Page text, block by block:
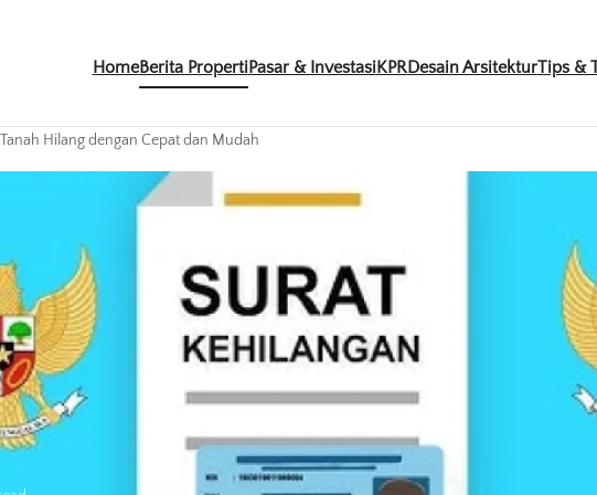
HomeBerita PropertiPasar & InvestasiKPRDesain ArsitekturTips &
Hilang dengan Cepat dan Mudah